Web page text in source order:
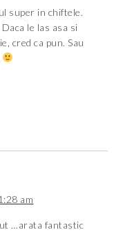
super in chiftele.
le las asa si
cred ca pun. Sau
am
…arata fantastic